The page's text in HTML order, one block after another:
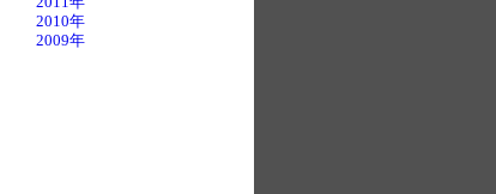
2010年
2009年